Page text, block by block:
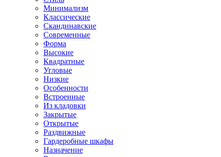
Минимализм
Классические
Скандинавские
Современные
Форма
Высокие
Квадратные
Угловые
Низкие
Особенности
Встроенные
Из кладовки
Закрытые
Открытые
Раздвижные
Гардеробные шкафы
Назначение